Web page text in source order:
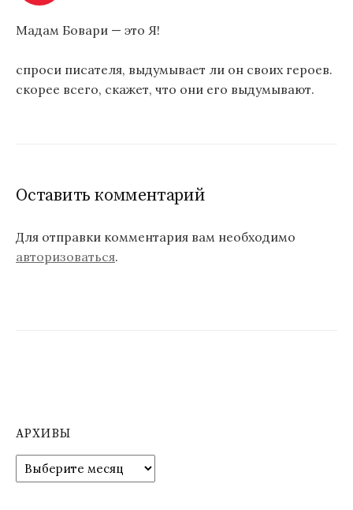
Мадам Бовари — это Я!
спроси писателя, выдумывает ли он своих героев.
скорее всего, скажет, что они его выдумывают.
Оставить комментарий
Для отправки комментария вам необходимо
авторизоваться.
АРХИВЫ
р